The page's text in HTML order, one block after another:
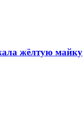
жёлтую майку